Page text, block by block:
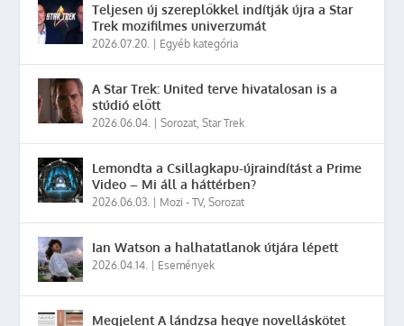
Teljesen új szereplőkkel indítják újra a Star
Trek mozifilmes univerzumát
2026.07.20. | Egyéb kategória
A Star Trek: United terve hivatalosan is a
stúdió előtt
2026.06.04. |Sorozat ,Star Trek
Lemondta a Csillagkapu-újraindítást a Prime
Video – Mi áll a háttérben?
2026.06.03. | Mozi - TV,Sorozat
Ian Watson a halhatatlanok útjára lépett
2026.04.14. | Események
Megjelent A lándzsa hegye novelláskötet